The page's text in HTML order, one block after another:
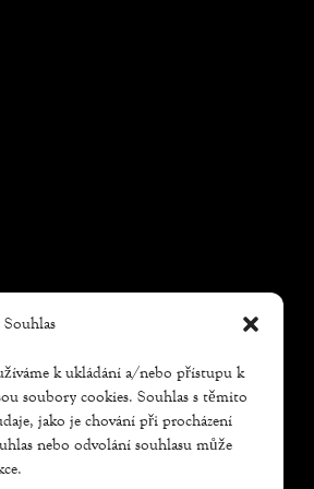
Souhlas
k ukládání a/nebo přístupu k
soubory cookies. Souhlas s těmito
jako je chování při procházení
nebo odvolání souhlasu může